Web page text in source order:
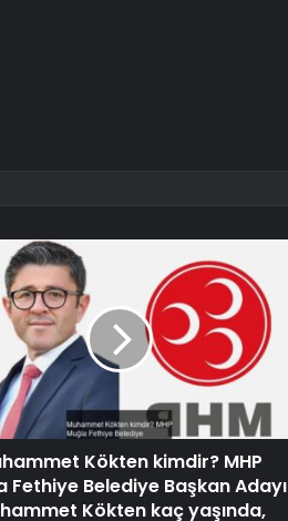
Kökten kimdir? MHP
Fethiye Belediye Başkan Adayı
Kökten kaç yaşında,